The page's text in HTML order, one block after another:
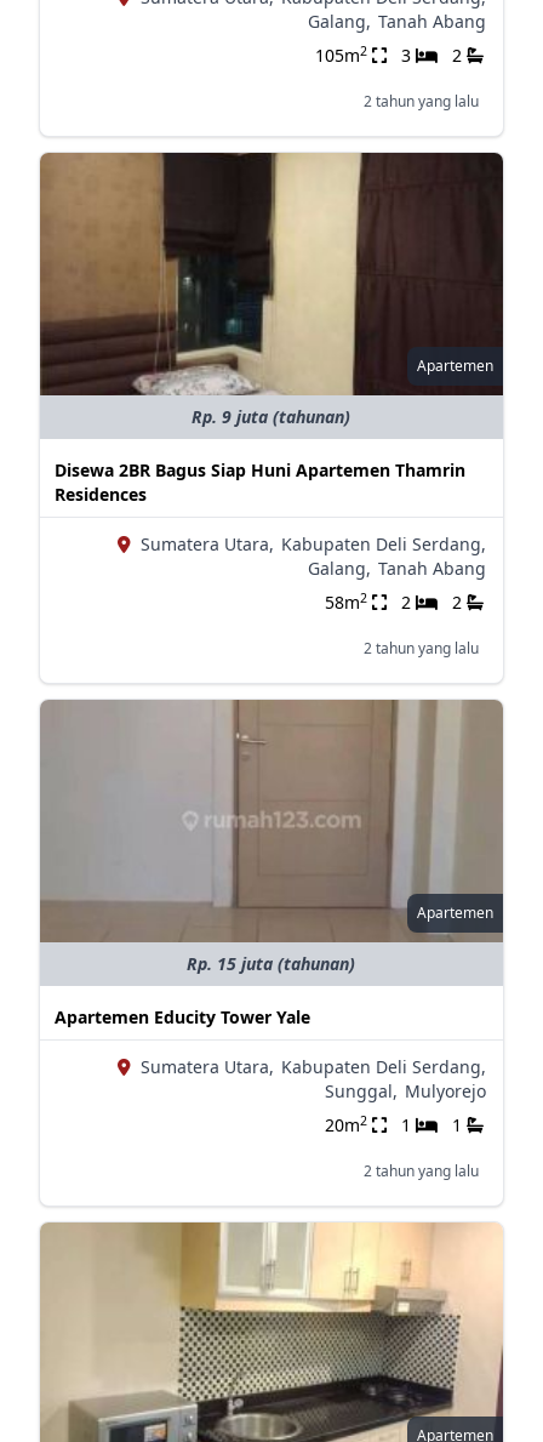
Galang, Tanah Abang
105m2 3 2
2 tahun yang lalu
Apartemen
Rp. 9 juta (tahunan)
Disewa 2BR Bagus Siap Huni Apartemen Thamrin
Residences
Sumatera Utara, Kabupaten Deli Serdang,
Galang, Tanah Abang
58m2 2 2
2 tahun yang lalu
Apartemen
Rp. 15 juta (tahunan)
Apartemen Educity Tower Yale
Sumatera Utara, Kabupaten Deli Serdang,
Sunggal, Mulyorejo
20m2 1 1
2 tahun yang lalu
Apartemen